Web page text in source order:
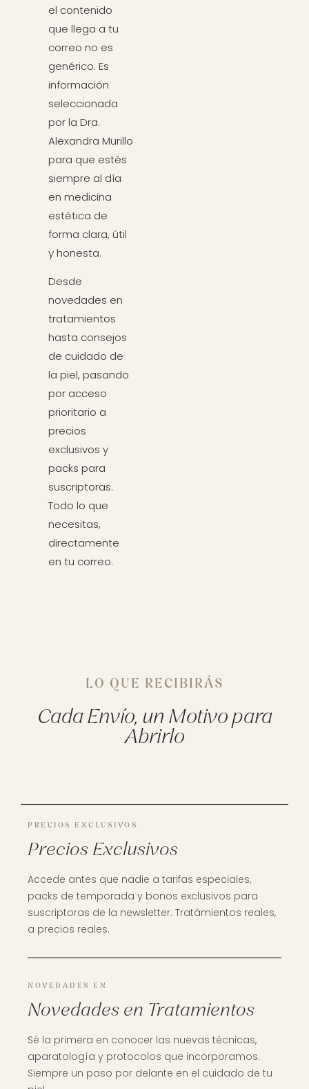
el contenido
que llega a tu
correo no es
genérico. Es
información
seleccionada
por la Dra.
Alexandra Murillo
para que estés
siempre al día
en medicina
estética de
forma clara, útil
y honesta.
Desde
novedades en
tratamientos
hasta consejos
de cuidado de
la piel, pasando
por acceso
prioritario a
precios
exclusivos y
packs para
suscriptoras.
Todo lo que
necesitas,
directamente
en tu correo.
LO QUE RECIBIRÁS
Cada Envío, un Motivo para
Abrirlo
PRECIOS EXCLUSIVOS
Precios Exclusivos
Accede antes que nadie a tarifas especiales,
packs de temporada y bonos exclusivos para
suscriptoras de la newsletter. Tratámientos reales,
a precios reales.
NOVEDADES EN
Novedades en Tratamientos
Sé la primera en conocer las nuevas técnicas,
aparatología y protocolos que incorporamos.
Siempre un paso por delante en el cuidado de tu